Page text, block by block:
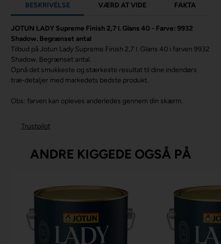
BESKRIVELSE VÆRD AT VIDE FAKTA
JOTUN LADY Supreme Finish 2,7 l. Glans 40 - Farve: 9932
Shadow. Begrænset antal
Tilbud på Jotun Lady Supreme Finish 2,7 l. Glans 40 i farven 9932
Shadow. Begrænset antal.
Opnå det smukkeste og stærkeste resultat til dine indendørs
træ-detaljer med markedets bedste produkt.
Obs: farven kan opleves anderledes gennem din skærm.
Trustpilot
ANDRE KIGGEDE OGSÅ PÅ